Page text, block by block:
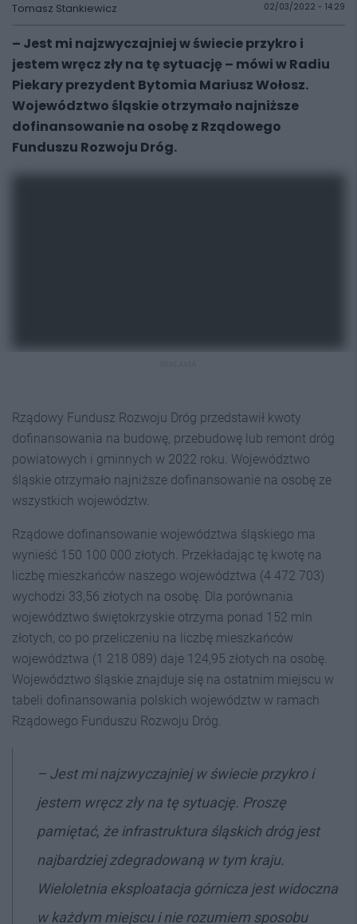
Tomasz Stankiewicz 02/03/2022 - 14:29
– Jest mi najzwyczajniej w świecie przykro i
jestem wręcz zły na tę sytuację – mówi w Radiu
Piekary prezydent Bytomia Mariusz Wołosz.
Województwo śląskie otrzymało najniższe
dofinansowanie na osobę z Rządowego
Funduszu Rozwoju Dróg.
Rządowy Fundusz Rozwoju Dróg przedstawił kwoty
dofinansowania na budowę, przebudowę lub remont dróg
powiatowych i gminnych w 2022 roku. Województwo
śląskie otrzymało najniższe dofinansowanie na osobę ze
wszystkich województw.
Rządowe dofinansowanie województwa śląskiego ma
wynieść 150 100 000 złotych. Przekładając tę kwotę na
liczbę mieszkańców naszego województwa (4 472 703)
wychodzi 33,56 złotych na osobę. Dla porównania
województwo świętokrzyskie otrzyma ponad 152 mln
złotych, co po przeliczeniu na liczbę mieszkańców
województwa (1 218 089) daje 124,95 złotych na osobę.
Województwo śląskie znajduje się na ostatnim miejscu w
tabeli dofinansowania polskich województw w ramach
Rządowego Funduszu Rozwoju Dróg.
– Jest mi najzwyczajniej w świecie przykro i
jestem wręcz zły na tę sytuację. Proszę
pamiętać, że infrastruktura śląskich dróg jest
najbardziej zdegradowaną w tym kraju.
Wieloletnia eksploatacja górnicza jest widoczna
w każdym miejscu i nie rozumiem sposobu